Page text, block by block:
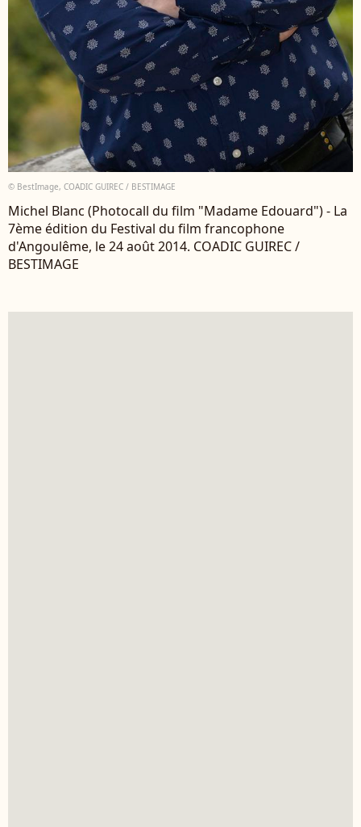
© BestImage, COADIC GUIREC / BESTIMAGE
Michel Blanc (Photocall du film "Madame Edouard") - La
7ème édition du Festival du film francophone
d'Angoulême, le 24 août 2014. COADIC GUIREC /
BESTIMAGE